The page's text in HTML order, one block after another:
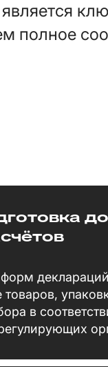
полное
в